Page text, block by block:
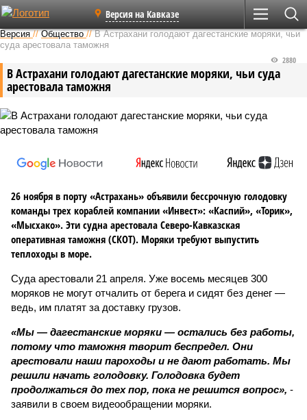
Версия на Кавказе
Версия //Общество //В Астрахани голодают дагестанские моряки, чьи
суда арестовала таможня
В Астрахани голодают дагестанские моряки, чьи суда
арестовала таможня
2880
26 ноября в порту «Астрахань» объявили бессрочную голодовку
команды трех кораблей компании «Инвест»: «Каспий», «Торик»,
«Мысхако». Эти судна арестовала Северо-Кавказская
оперативная таможня (СКОТ). Моряки требуют выпустить
теплоходы в море.
Суда арестовали 21 апреля. Уже восемь месяцев 300
моряков не могут отчалить от берега и сидят без денег —
ведь, им платят за доставку грузов.
«Мы — дагестанские моряки — остались без работы,
потому что таможня творит беспредел. Они
арестовали наши пароходы и не дают работать. Мы
решили начать голодовку. Голодовка будет
продолжаться до тех пор, пока не решится вопрос», -
заявили в своем видеообращении моряки.